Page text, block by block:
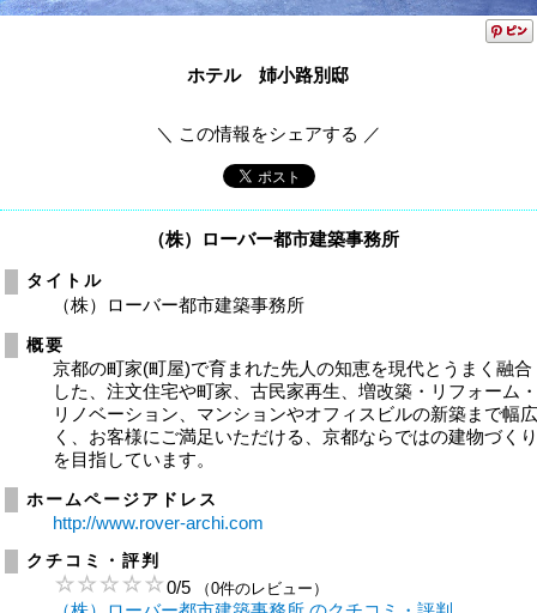
ホテル 姉小路別邸
＼ この情報をシェアする ／
（株）ローバー都市建築事務所
タイトル
（株）ローバー都市建築事務所
概要
京都の町家(町屋)で育まれた先人の知恵を現代とうまく融合
した、注文住宅や町家、古民家再生、増改築・リフォーム
リノベーション、マンションやオフィスビルの新築まで幅
く、お客様にご満足いただける、京都ならではの建物づく
を目指しています。
ホームページアドレス
http://www.rover-archi.com
クチコミ・評判
0/5 （0件のレビュー）